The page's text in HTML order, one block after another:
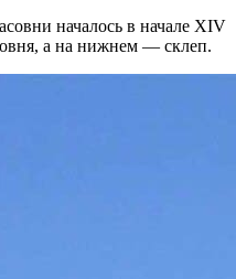
началось в начале XIV
а на нижнем — склеп.